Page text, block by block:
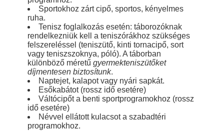
Sportokhoz zárt cipő, sportos, kényelmes
ruha.
Tenisz foglalkozás esetén: táborozóknak
rendelkezniük kell a teniszórákhoz szükséges
felszereléssel (teniszütő, kinti tornacipő, sort
vagy teniszszoknya, póló). A táborban
különböző méretű gyermekteniszütőket
díjmentesen biztosítunk.
Naptejet, kalapot vagy nyári sapkát.
Esőkabátot (rossz idő esetére)
Váltócipőt a benti sportprogramokhoz (rossz
idő esetére)
Névvel ellátott kulacsot a szabadtéri
programokhoz.